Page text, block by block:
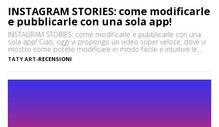
INSTAGRAM STORIES: come modificarle
e pubblicarle con una sola app!
INSTAGRAM STORIES: come modificarle e pubblicarle con una
sola app! Ciao, oggi vi propongo un video super veloce, dove vi
mostro come potete modificare in modo facile e intuitivo le
vostre INSTAGRAM STORIES e poi potete pubblicarle
direttamente sul vostro Instagram stories tutto in un’app!
[…]
TATY ART-RECENSIONI